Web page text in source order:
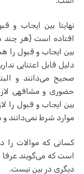
نهایتا بین ایجاب و
افتاده است (هر چند
بین ایجاب و قبول را
دلیل قابل اعتنایی
صحیح می‌دانند و
حضوری و مشافهی
بین ایجاب و قبول را
موارد شرط نمی‌دانند
کسانی که موالات را
است که می‌گویند عرفا
دیگری در بین نیست.